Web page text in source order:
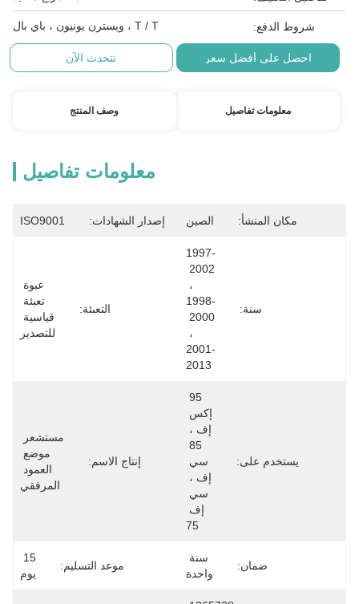
شروط الدفع: T / T ، ويسترن يونيون ، باي بال
احصل على أفضل سعر نتحدث الآن
معلومات تفاصيل وصف المنتج
معلومات تفاصيل
مكان المنشأ: الصين إصدار الشهادات: ISO9001
سنة:
1997-
1998-
2001-
2013
التعبئة:
للتصدير
يستخدم على:
75
إنتاج الاسم:
المرفقي
ضمان:
واحدة
موعد التسليم:
يوم